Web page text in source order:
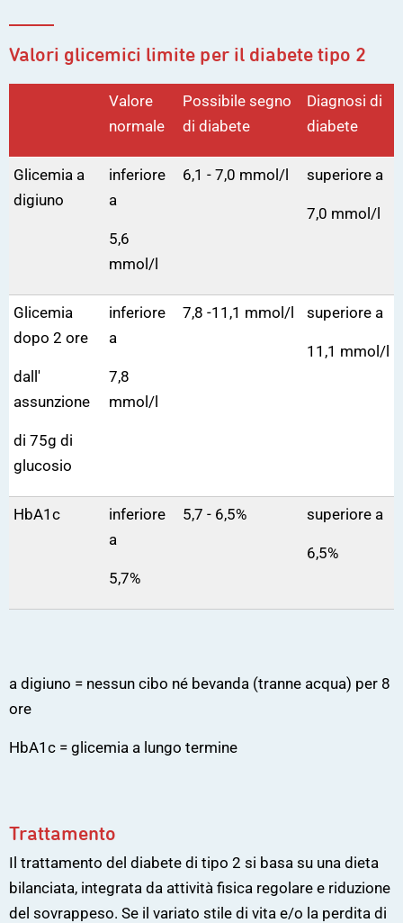
Valori glicemici limite per il diabete tipo 2
Valore
normale
Possibile segno
di diabete
Diagnosi di
diabete
Glicemia a
digiuno
inferiore
a
5,6
mmol/l
6,1 - 7,0 mmol/l superiore a
7,0 mmol/l
Glicemia
dopo 2 ore
dall'
assunzione
di 75g di
glucosio
inferiore
a
7,8
mmol/l
7,8 -11,1 mmol/l superiore a
11,1 mmol/l
HbA1c
inferiore
a
5,7%
5,7 - 6,5% superiore a
6,5%
a digiuno = nessun cibo né bevanda (tranne acqua) per 8
ore
HbA1c = glicemia a lungo termine
Trattamento
Il trattamento del diabete di tipo 2 si basa su una dieta
bilanciata, integrata da attività fisica regolare e riduzione
del sovrappeso. Se il variato stile di vita e/o la perdita di